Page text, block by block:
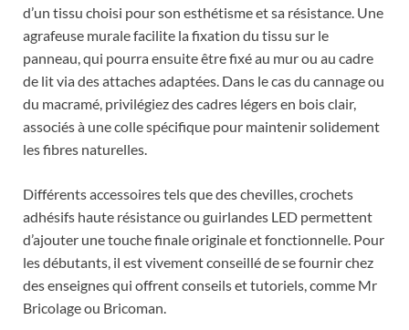
d’un tissu choisi pour son esthétisme et sa résistance. Une
agrafeuse murale facilite la fixation du tissu sur le
panneau, qui pourra ensuite être fixé au mur ou au cadre
de lit via des attaches adaptées. Dans le cas du cannage ou
du macramé, privilégiez des cadres légers en bois clair,
associés à une colle spécifique pour maintenir solidement
les fibres naturelles.
Différents accessoires tels que des chevilles, crochets
adhésifs haute résistance ou guirlandes LED permettent
d’ajouter une touche finale originale et fonctionnelle. Pour
les débutants, il est vivement conseillé de se fournir chez
des enseignes qui offrent conseils et tutoriels, comme Mr
Bricolage ou Bricoman.